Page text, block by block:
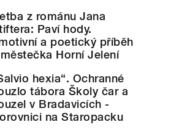
z románu Jana
Paví hody.
a poetický příběh
Horní Jelení
hexia“. Ochranné
tábora Školy čar a
v Bradavicích -
na Staropacku